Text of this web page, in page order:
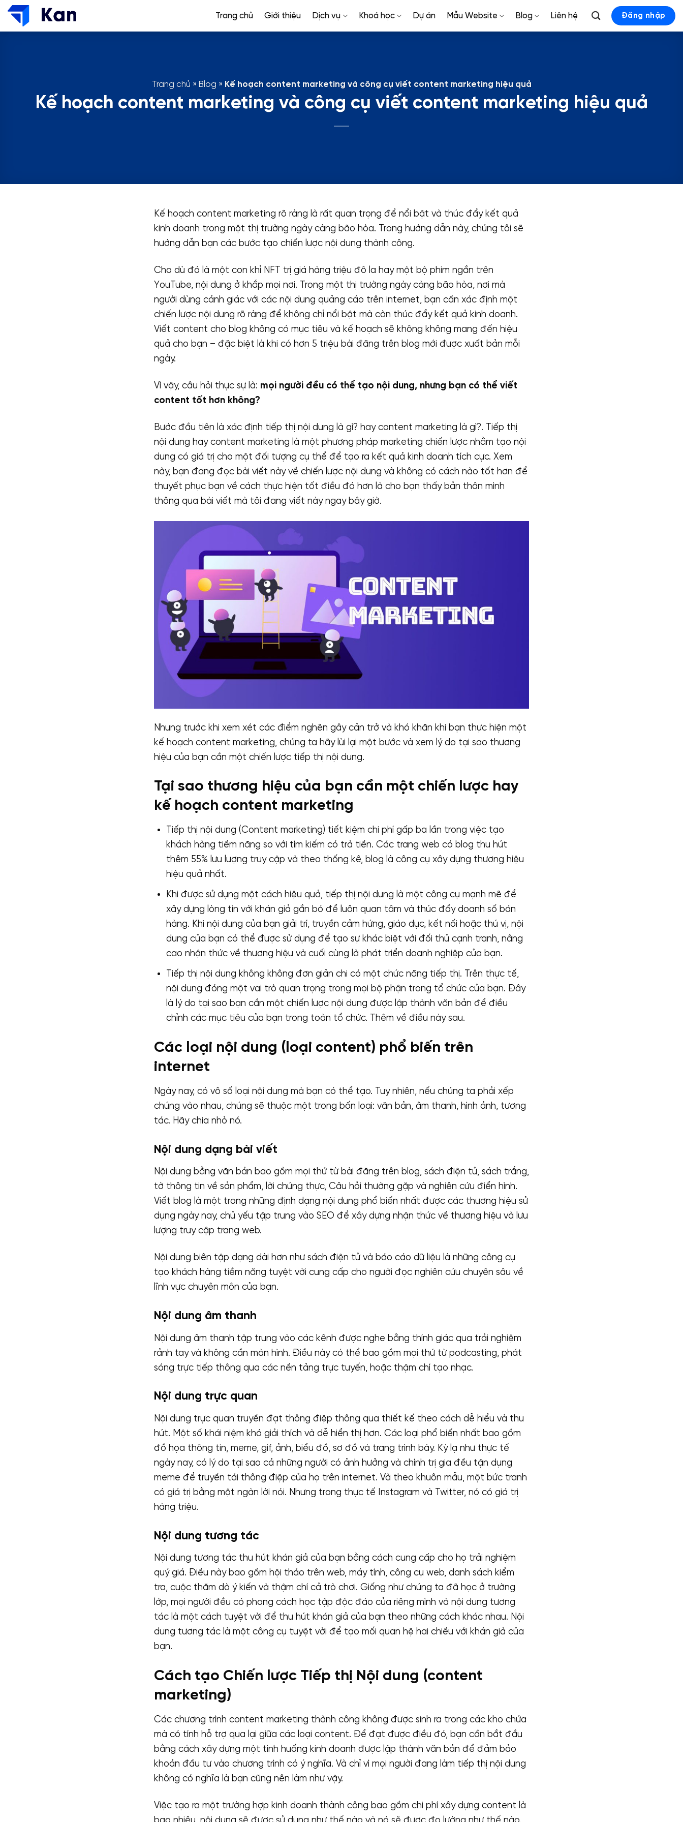
Bỏ
qua
Trang chủ Giới thiệu Dịch vụ Khoá học Dự án Mẫu Website Blog Liên hệ Đăng nhập
Trang chủ » Blog » Kế hoạch content marketing và công cụ viết content marketing hiệu quả
Kế hoạch content marketing và công cụ viết content marketing hiệu quả
Kế hoạch content marketing rõ ràng là rất quan trọng để nổi bật và thúc đẩy kết quả
kinh doanh trong một thị trường ngày càng bão hòa. Trong hướng dẫn này, chúng tôi sẽ
hướng dẫn bạn các bước tạo chiến lược nội dung thành công.
Cho dù đó là một con khỉ NFT trị giá hàng triệu đô la hay một bộ phim ngắn trên
YouTube, nội dung ở khắp mọi nơi. Trong một thị trường ngày càng bão hòa, nơi mà
người dùng cảnh giác với các nội dung quảng cáo trên internet, bạn cần xác định một
chiến lược nội dung rõ ràng để không chỉ nổi bật mà còn thúc đẩy kết quả kinh doanh.
Viết content cho blog không có mục tiêu và kế hoạch sẽ không không mang đến hiệu
quả cho bạn – đặc biệt là khi có hơn 5 triệu bài đăng trên blog mới được xuất bản mỗi
ngày.
Vì vậy, câu hỏi thực sự là: mọi người đều có thể tạo nội dung, nhưng bạn có thể viết
content tốt hơn không?
Bước đầu tiên là xác định tiếp thị nội dung là gì? hay content marketing là gì?. Tiếp thị
nội dung hay content marketing là một phương pháp marketing chiến lược nhằm tạo nội
dung có giá trị cho một đối tượng cụ thể để tạo ra kết quả kinh doanh tích cực. Xem
này, bạn đang đọc bài viết này về chiến lược nội dung và không có cách nào tốt hơn để
thuyết phục bạn về cách thực hiện tốt điều đó hơn là cho bạn thấy bản thân mình
thông qua bài viết mà tôi đang viết này ngay bây giờ.
Nhưng trước khi xem xét các điểm nghẽn gây cản trở và khó khăn khi bạn thực hiện một
kế hoạch content marketing, chúng ta hãy lùi lại một bước và xem lý do tại sao thương
hiệu của bạn cần một chiến lược tiếp thị nội dung.
Tại sao thương hiệu của bạn cần một chiến lược hay
kế hoạch content marketing
Tiếp thị nội dung (Content marketing) tiết kiệm chi phí gấp ba lần trong việc tạo
khách hàng tiềm năng so với tìm kiếm có trả tiền. Các trang web có blog thu hút
thêm 55% lưu lượng truy cập và theo thống kê, blog là công cụ xây dựng thương hiệu
hiệu quả nhất.
Khi được sử dụng một cách hiệu quả, tiếp thị nội dung là một công cụ mạnh mẽ để
xây dựng lòng tin với khán giả gắn bó để luôn quan tâm và thúc đẩy doanh số bán
hàng. Khi nội dung của bạn giải trí, truyền cảm hứng, giáo dục, kết nối hoặc thú vị, nội
dung của bạn có thể được sử dụng để tạo sự khác biệt với đối thủ cạnh tranh, nâng
cao nhận thức về thương hiệu và cuối cùng là phát triển doanh nghiệp của bạn.
Tiếp thị nội dung không không đơn giản chi có một chức năng tiếp thị. Trên thực tế,
nội dung đóng một vai trò quan trọng trong mọi bộ phận trong tổ chức của bạn. Đây
là lý do tại sao bạn cần một chiến lược nội dung được lập thành văn bản để điều
chỉnh các mục tiêu của bạn trong toàn tổ chức. Thêm về điều này sau.
Các loại nội dung (loại content) phổ biến trên
internet
Ngày nay, có vô số loại nội dung mà bạn có thể tạo. Tuy nhiên, nếu chúng ta phải xếp
chúng vào nhau, chúng sẽ thuộc một trong bốn loại: văn bản, âm thanh, hình ảnh, tương
tác. Hãy chia nhỏ nó.
Nội dung dạng bài viết
Nội dung bằng văn bản bao gồm mọi thứ từ bài đăng trên blog, sách điện tử, sách trắng,
tờ thông tin về sản phẩm, lời chứng thực, Câu hỏi thường gặp và nghiên cứu điển hình.
Viết blog là một trong những định dạng nội dung phổ biến nhất được các thương hiệu sử
dụng ngày nay, chủ yếu tập trung vào SEO để xây dựng nhận thức về thương hiệu và lưu
lượng truy cập trang web.
Nội dung biên tập dạng dài hơn như sách điện tử và báo cáo dữ liệu là những công cụ
tạo khách hàng tiềm năng tuyệt vời cung cấp cho người đọc nghiên cứu chuyên sâu về
lĩnh vực chuyên môn của bạn.
Nội dung âm thanh
Nội dung âm thanh tập trung vào các kênh được nghe bằng thính giác qua trải nghiệm
rảnh tay và không cần màn hình. Điều này có thể bao gồm mọi thứ từ podcasting, phát
sóng trực tiếp thông qua các nền tảng trực tuyến, hoặc thậm chí tạo nhạc.
Nội dung trực quan
Nội dung trực quan truyền đạt thông điệp thông qua thiết kế theo cách dễ hiểu và thu
hút. Một số khái niệm khó giải thích và dễ hiển thị hơn. Các loại phổ biến nhất bao gồm
đồ họa thông tin, meme, gif, ảnh, biểu đồ, sơ đồ và trang trình bày. Kỳ lạ như thực tế
ngày nay, có lý do tại sao cả những người có ảnh hưởng và chính trị gia đều tận dụng
meme để truyền tải thông điệp của họ trên internet. Và theo khuôn mẫu, một bức tranh
có giá trị bằng một ngàn lời nói. Nhưng trong thực tế Instagram và Twitter, nó có giá trị
hàng triệu.
Nội dung tương tác
Nội dung tương tác thu hút khán giả của bạn bằng cách cung cấp cho họ trải nghiệm
quý giá. Điều này bao gồm hội thảo trên web, máy tính, công cụ web, danh sách kiểm
tra, cuộc thăm dò ý kiến ​​và thậm chí cả trò chơi. Giống như chúng ta đã học ở trường
lớp, mọi người đều có phong cách học tập độc đáo của riêng mình và nội dung tương
tác là một cách tuyệt vời để thu hút khán giả của bạn theo những cách khác nhau. Nội
dung tương tác là một công cụ tuyệt vời để tạo mối quan hệ hai chiều với khán giả của
bạn.
Cách tạo Chiến lược Tiếp thị Nội dung (content
marketing)
Các chương trình content marketing thành công không được sinh ra trong các kho chứa
mà có tính hỗ trợ qua lại giữa các loại content. Để đạt được điều đó, bạn cần bắt đầu
bằng cách xây dựng một tình huống kinh doanh được lập thành văn bản để đảm bảo
khoản đầu tư vào chương trình có ý nghĩa. Và chỉ vì mọi người đang làm tiếp thị nội dung
không có nghĩa là bạn cũng nên làm như vậy.
Việc tạo ra một trường hợp kinh doanh thành công bao gồm chi phí xây dựng content là